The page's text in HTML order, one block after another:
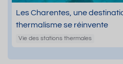
Les Charentes, une
thermalisme se réinvente
Vie des stations thermales